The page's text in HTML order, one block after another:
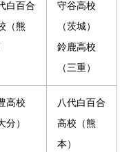
白百合
（熊
守谷高校
（茨城）
鈴鹿高校
（三重）
高校
分）
八代白百合
高校（熊
本）